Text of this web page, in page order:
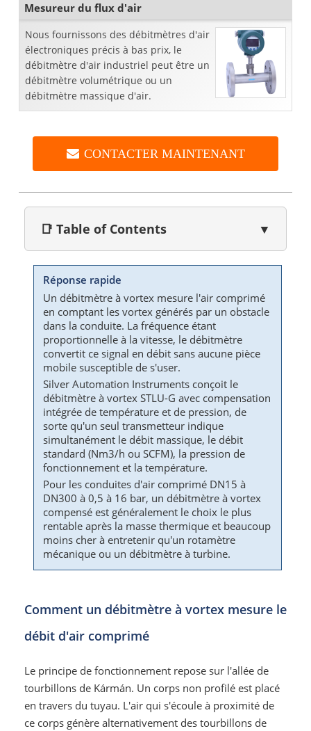
Mesureur du flux d'air
Nous fournissons des débitmètres d'air
électroniques précis à bas prix, le
débitmètre d'air industriel peut être un
débitmètre volumétrique ou un
débitmètre massique d'air.
CONTACTER MAINTENANT
📑 Table of Contents ▼
Réponse rapide
Un débitmètre à vortex mesure l'air comprimé
en comptant les vortex générés par un obstacle
dans la conduite. La fréquence étant
proportionnelle à la vitesse, le débitmètre
convertit ce signal en débit sans aucune pièce
mobile susceptible de s'user.
Silver Automation Instruments conçoit le
débitmètre à vortex STLU-G avec compensation
intégrée de température et de pression, de
sorte qu'un seul transmetteur indique
simultanément le débit massique, le débit
standard (Nm3/h ou SCFM), la pression de
fonctionnement et la température.
Pour les conduites d'air comprimé DN15 à
DN300 à 0,5 à 16 bar, un débitmètre à vortex
compensé est généralement le choix le plus
rentable après la masse thermique et beaucoup
moins cher à entretenir qu'un rotamètre
mécanique ou un débitmètre à turbine.
Comment un débitmètre à vortex mesure le
débit d'air comprimé
Le principe de fonctionnement repose sur l'allée de
tourbillons de Kármán. Un corps non profilé est placé
en travers du tuyau. L'air qui s'écoule à proximité de
ce corps génère alternativement des tourbillons de